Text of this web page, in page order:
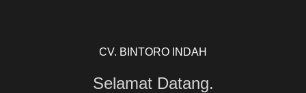
CV. BINTORO INDAH
Selamat Datang.